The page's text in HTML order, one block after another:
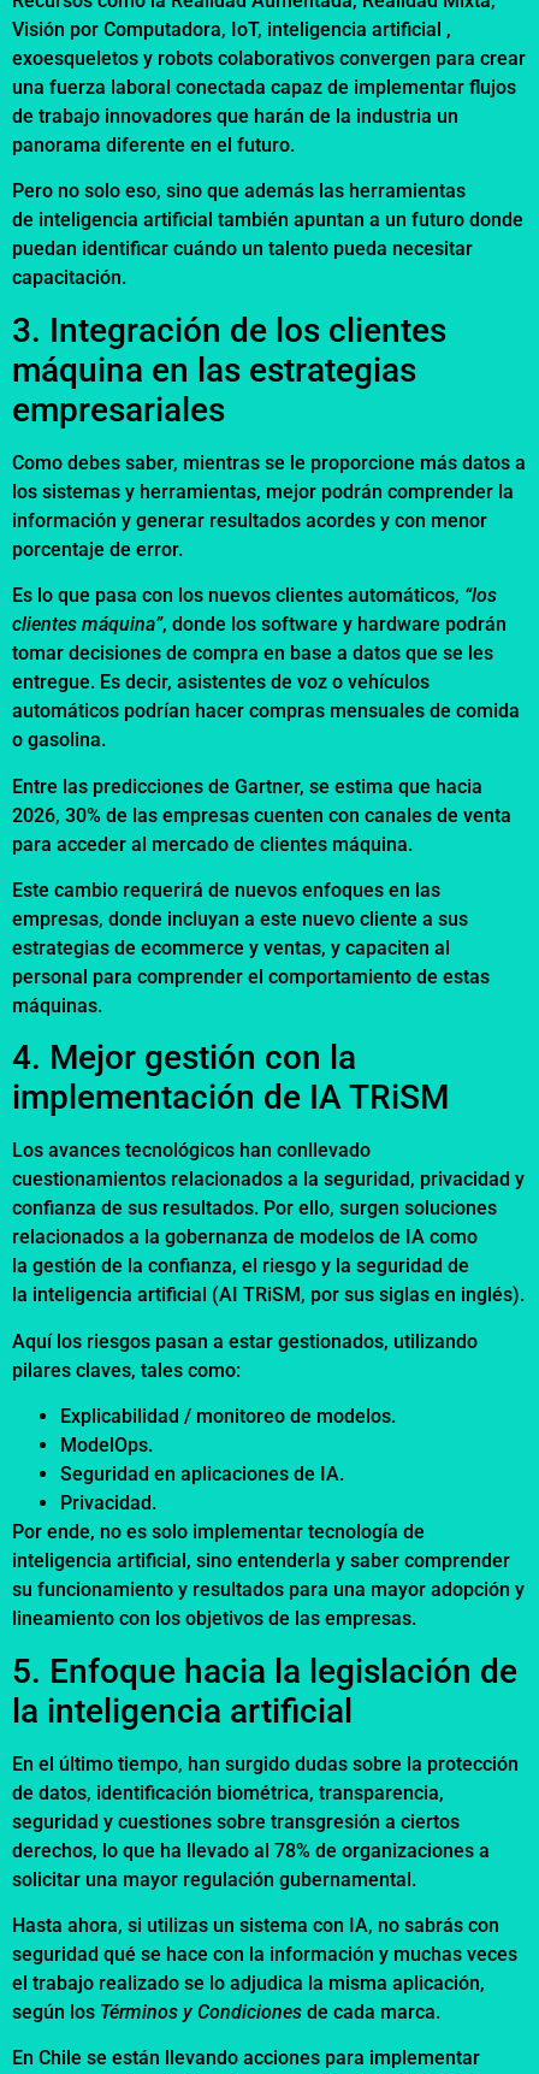
Visión por Computadora, IoT, inteligencia artificial ,
exoesqueletos y robots colaborativos convergen para crear
una fuerza laboral conectada capaz de implementar flujos
de trabajo innovadores que harán de la industria un
panorama diferente en el futuro.
Pero no solo eso, sino que además las herramientas
de inteligencia artificial también apuntan a un futuro donde
puedan identificar cuándo un talento pueda necesitar
capacitación.
3. Integración de los clientes
máquina en las estrategias
empresariales
Como debes saber, mientras se le proporcione más datos a
los sistemas y herramientas, mejor podrán comprender la
información y generar resultados acordes y con menor
porcentaje de error.
Es lo que pasa con los nuevos clientes automáticos, “los
clientes máquina”, donde los software y hardware podrán
tomar decisiones de compra en base a datos que se les
entregue. Es decir, asistentes de voz o vehículos
automáticos podrían hacer compras mensuales de comida
o gasolina.
Entre las predicciones de Gartner, se estima que hacia
2026, 30% de las empresas cuenten con canales de venta
para acceder al mercado de clientes máquina.
Este cambio requerirá de nuevos enfoques en las
empresas, donde incluyan a este nuevo cliente a sus
estrategias de ecommerce y ventas, y capaciten al
personal para comprender el comportamiento de estas
máquinas.
4. Mejor gestión con la
implementación de IA TRiSM
Los avances tecnológicos han conllevado
cuestionamientos relacionados a la seguridad, privacidad y
confianza de sus resultados. Por ello, surgen soluciones
relacionados a la gobernanza de modelos de IA como
la gestión de la confianza, el riesgo y la seguridad de
la inteligencia artificial (AI TRiSM, por sus siglas en inglés).
Aquí los riesgos pasan a estar gestionados, utilizando
pilares claves, tales como:
Explicabilidad / monitoreo de modelos.
ModelOps.
Seguridad en aplicaciones de IA.
Privacidad.
Por ende, no es solo implementar tecnología de
inteligencia artificial, sino entenderla y saber comprender
su funcionamiento y resultados para una mayor adopción y
lineamiento con los objetivos de las empresas.
5. Enfoque hacia la legislación de
la inteligencia artificial
En el último tiempo, han surgido dudas sobre la protección
de datos, identificación biométrica, transparencia,
seguridad y cuestiones sobre transgresión a ciertos
derechos, lo que ha llevado al 78% de organizaciones a
solicitar una mayor regulación gubernamental.
Hasta ahora, si utilizas un sistema con IA, no sabrás con
seguridad qué se hace con la información y muchas veces
el trabajo realizado se lo adjudica la misma aplicación,
según los Términos y Condiciones de cada marca.
En Chile se están llevando acciones para implementar